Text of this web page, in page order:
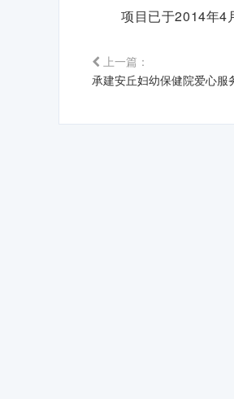
项目已于2014年4
上一篇：
承建安丘妇幼保健院爱心服